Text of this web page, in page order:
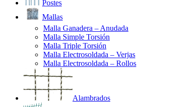
Postes
Mallas
Malla Ganadera – Anudada
Malla Simple Torsión
Malla Triple Torsión
Malla Electrosoldada – Verjas
Malla Electrosoldada – Rollos
Alambrados